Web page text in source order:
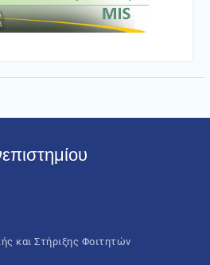
και Στήριξης Φοιτητών